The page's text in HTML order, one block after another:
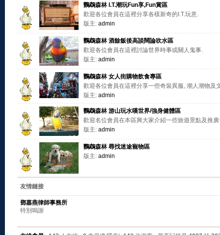
鸚鵡森林 I.T.潮玩Fun享,Fun賞區
歡迎各位會員在這裡分享各樣新奇的I.T.玩意.
版主: admin
鸚鵡森林 酒餘飯後高談闊論吹水區
歡迎各位會員在這裡討論世界時事或關人鬼事.
版主: admin
鸚鵡森林 女人街購物飲食專區
歡迎各位會員在這裡分享一些奇裝異服, 潮人潮物及
版主: admin
鸚鵡森林 游山玩水嘆世界/強身健體區
歡迎名位會員在本區興大家介紹一些旅遊景點及推
版主: admin
鸚鵡森林 尋找迷途寵物區
版主: admin
友情鏈接
鄧嘉燕律師事務所
特別嗚謝